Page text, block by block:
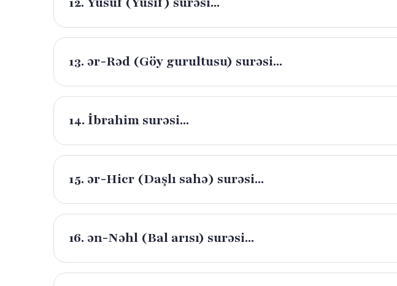
13. ər-Rəd (Göy gurultusu) surəsi...
14. İbrahim surəsi...
15. ər-Hicr (Daşlı sahə) surəsi...
16. ən-Nəhl (Bal arısı) surəsi...